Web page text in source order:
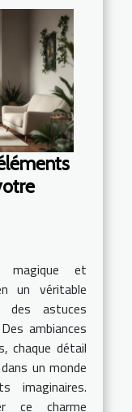
magique et
un véritable
des astuces
ambiances
chaque détail
un monde
imaginaires.
ce charme